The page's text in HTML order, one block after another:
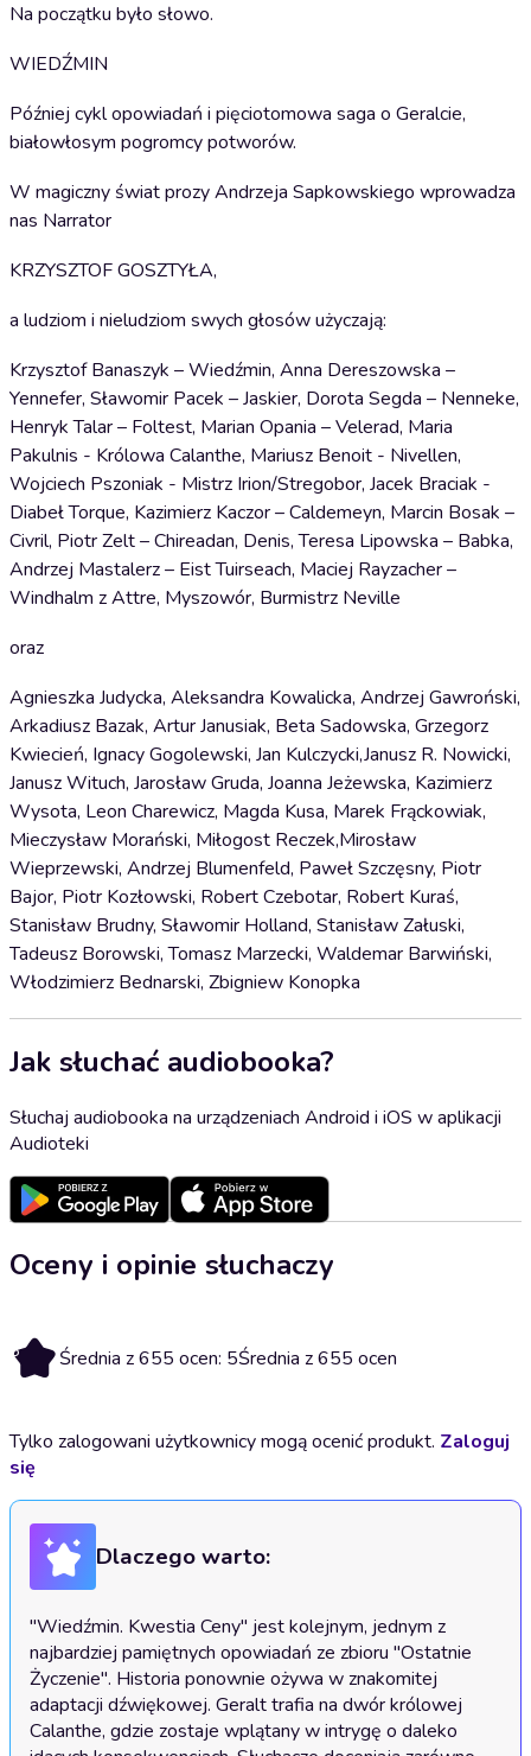
Na początku było słowo.
WIEDŹMIN
Później cykl opowiadań i pięciotomowa saga o Geralcie,
białowłosym pogromcy potworów.
W magiczny świat prozy Andrzeja Sapkowskiego wprowadza
nas Narrator
KRZYSZTOF GOSZTYŁA,
a ludziom i nieludziom swych głosów użyczają:
Krzysztof Banaszyk – Wiedźmin, Anna Dereszowska –
Yennefer, Sławomir Pacek – Jaskier, Dorota Segda – Nenneke,
Henryk Talar – Foltest, Marian Opania – Velerad, Maria
Pakulnis - Królowa Calanthe, Mariusz Benoit - Nivellen,
Wojciech Pszoniak - Mistrz Irion/Stregobor, Jacek Braciak -
Diabeł Torque, Kazimierz Kaczor – Caldemeyn, Marcin Bosak –
Civril, Piotr Zelt – Chireadan, Denis, Teresa Lipowska – Babka,
Andrzej Mastalerz – Eist Tuirseach, Maciej Rayzacher –
Windhalm z Attre, Myszowór, Burmistrz Neville
oraz
Agnieszka Judycka, Aleksandra Kowalicka, Andrzej Gawroński,
Arkadiusz Bazak, Artur Janusiak, Beta Sadowska, Grzegorz
Kwiecień, Ignacy Gogolewski, Jan Kulczycki,Janusz R. Nowicki,
Janusz Wituch, Jarosław Gruda, Joanna Jeżewska, Kazimierz
Wysota, Leon Charewicz, Magda Kusa, Marek Frąckowiak,
Mieczysław Morański, Miłogost Reczek,Mirosław
Wieprzewski, Andrzej Blumenfeld, Paweł Szczęsny, Piotr
Bajor, Piotr Kozłowski, Robert Czebotar, Robert Kuraś,
Stanisław Brudny, Sławomir Holland, Stanisław Załuski,
Tadeusz Borowski, Tomasz Marzecki, Waldemar Barwiński,
Włodzimierz Bednarski, Zbigniew Konopka
Jak słuchać audiobooka?
Słuchaj audiobooka na urządzeniach Android i iOS w aplikacji
Audioteki
Oceny i opinie słuchaczy
5 Średnia z 655 ocen: 5Średnia z 655 ocen
Tylko zalogowani użytkownicy mogą ocenić produkt. Zaloguj
się
Dlaczego warto:
"Wiedźmin. Kwestia Ceny" jest kolejnym, jednym z
najbardziej pamiętnych opowiadań ze zbioru "Ostatnie
Życzenie". Historia ponownie ożywa w znakomitej
adaptacji dźwiękowej. Geralt trafia na dwór królowej
Calanthe, gdzie zostaje wplątany w intrygę o daleko